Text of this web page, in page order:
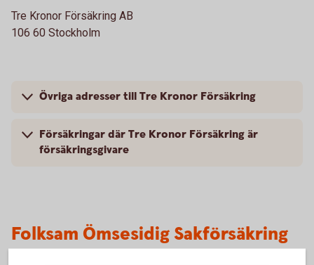
Tre Kronor Försäkring AB
106 60 Stockholm
Övriga adresser till Tre Kronor Försäkring
Försäkringar där Tre Kronor Försäkring är
försäkringsgivare
Folksam Ömsesidig Sakförsäkring